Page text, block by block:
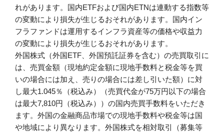
れがあります。国内ETFおよび国内ETNは連動する指数等
の変動により損失が生じるおそれがあります。国内イン
フラファンドは運用するインフラ資産等の価格や収益力
の変動により損失が生じるおそれがあります。
外国株式（外国ETF、外国預託証券を含む）の売買取引に
は、売買金額（現地約定金額に現地手数料と税金等を買
いの場合には加え、売りの場合には差し引いた額）に対
し最大1.045％（税込み）（売買代金が75万円以下の場合
は最大7,810円（税込み））の国内売買手数料をいただき
ます。外国の金融商品市場での現地手数料や税金等は国
や地域により異なります。外国株式を相対取引（募集等